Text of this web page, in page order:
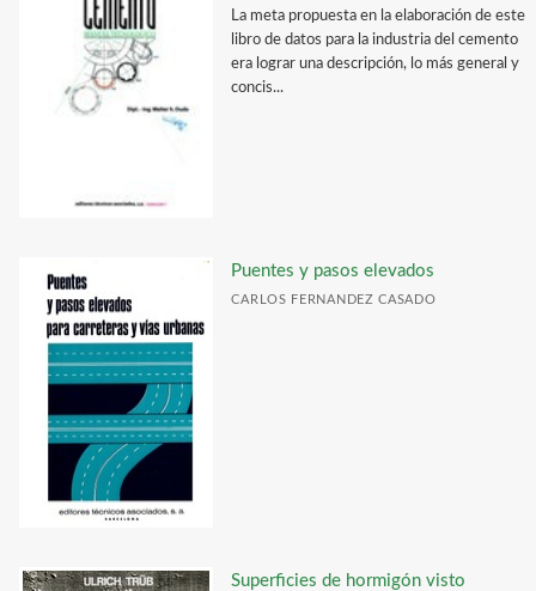
La meta propuesta en la elaboración de este
libro de datos para la industria del cemento
era lograr una descripción, lo más general y
concis...
Puentes y pasos elevados
CARLOS FERNANDEZ CASADO
Superficies de hormigón visto